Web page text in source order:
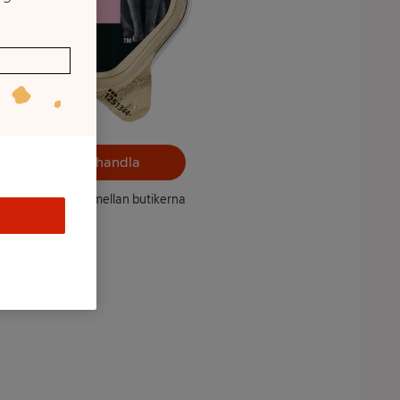
Välj butik och handla
kan variera mellan butikerna